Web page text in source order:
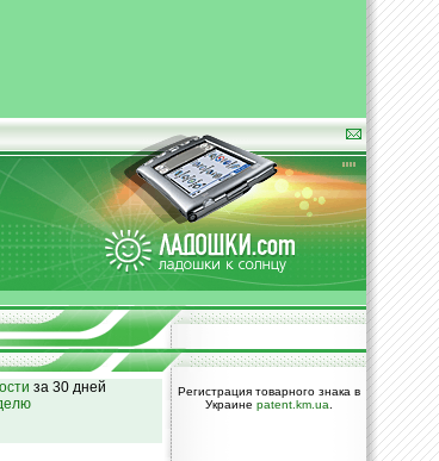
за 30 дней
Регистрация товарного знака в
Украине patent.km.ua